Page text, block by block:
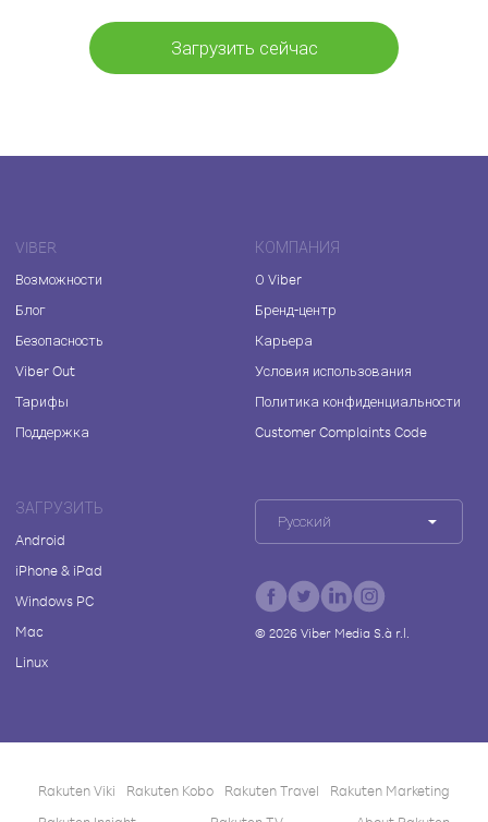
Загрузить сейчас
VIBER
Возможности
Блог
Безопасность
Viber Out
Тарифы
Поддержка
КОМПАНИЯ
О Viber
Бренд-центр
Карьера
Условия использования
Политика конфиденциальности
Customer Complaints Code
ЗАГРУЗИТЬ
Android
iPhone & iPad
Windows PC
Mac
Linux
Русский
© 2026Viber Media S.à r.l.
Rakuten Viki Rakuten Kobo Rakuten Travel
Rakuten Marketing